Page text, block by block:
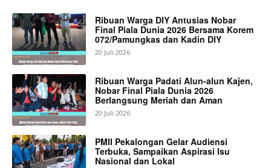
Ribuan Warga DIY Antusias Nobar
Final Piala Dunia 2026 Bersama Korem
072/Pamungkas dan Kadin DIY
20 Juli 2026
Ribuan Warga Padati Alun-alun Kajen,
Nobar Final Piala Dunia 2026
Berlangsung Meriah dan Aman
20 Juli 2026
PMII Pekalongan Gelar Audiensi
Terbuka, Sampaikan Aspirasi Isu
Nasional dan Lokal